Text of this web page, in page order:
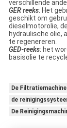
verschillende
GER reeks: Het
geschikt om
dieselmotorolie,
hydraulische olie,
te regenereren.
GED-reeks: het
basisolie te
De
de
De